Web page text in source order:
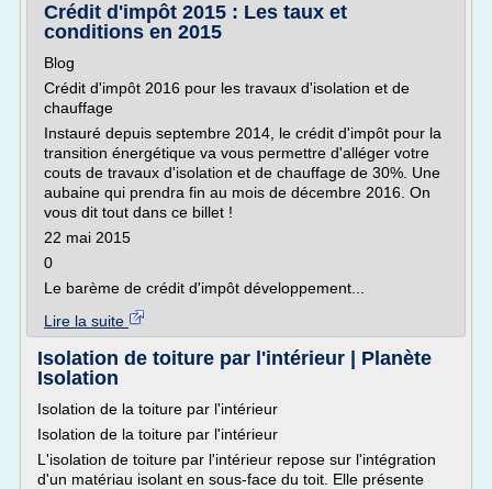
Crédit d'impôt 2015 : Les taux et
conditions en 2015
Blog
Crédit d'impôt 2016 pour les travaux d'isolation et de
chauffage
Instauré depuis septembre 2014, le crédit d'impôt pour la
transition énergétique va vous permettre d'alléger votre
couts de travaux d'isolation et de chauffage de 30%. Une
aubaine qui prendra fin au mois de décembre 2016. On
vous dit tout dans ce billet !
22 mai 2015
0
Le barème de crédit d'impôt développement...
Lire la suite
Isolation de toiture par l'intérieur | Planète
Isolation
Isolation de la toiture par l'intérieur
Isolation de la toiture par l'intérieur
L'isolation de toiture par l'intérieur repose sur l'intégration
d'un matériau isolant en sous-face du toit. Elle présente